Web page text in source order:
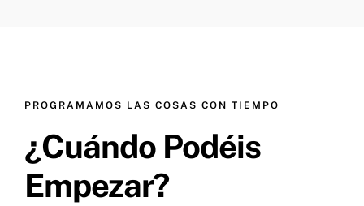
PROGRAMAMOS LAS COSAS CON TIEMPO
¿Cuándo Podéis
Empezar?